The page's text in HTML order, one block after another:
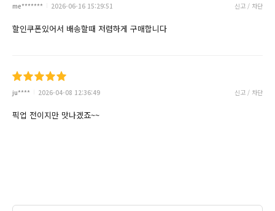
me******* 2026-06-16 15:29:51 신고 / 차단
할인쿠폰있어서 배송할때 저렴하게 구매합니다
ju**** 2026-04-08 12:36:49 신고 / 차단
픽업 전이지만 맛나겠죠~~